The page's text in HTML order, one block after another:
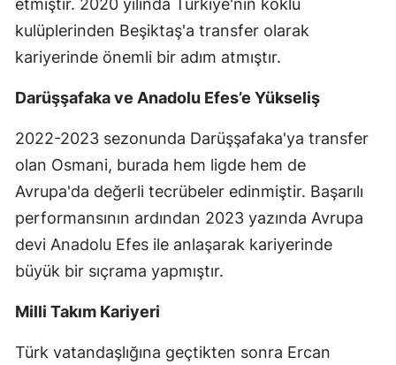
etmiştir. 2020 yılında Türkiye'nin köklü
kulüplerinden Beşiktaş'a transfer olarak
kariyerinde önemli bir adım atmıştır.
Darüşşafaka ve Anadolu Efes’e Yükseliş
2022-2023 sezonunda Darüşşafaka'ya transfer
olan Osmani, burada hem ligde hem de
Avrupa'da değerli tecrübeler edinmiştir. Başarılı
performansının ardından 2023 yazında Avrupa
devi Anadolu Efes ile anlaşarak kariyerinde
büyük bir sıçrama yapmıştır.
Milli Takım Kariyeri
Türk vatandaşlığına geçtikten sonra Ercan